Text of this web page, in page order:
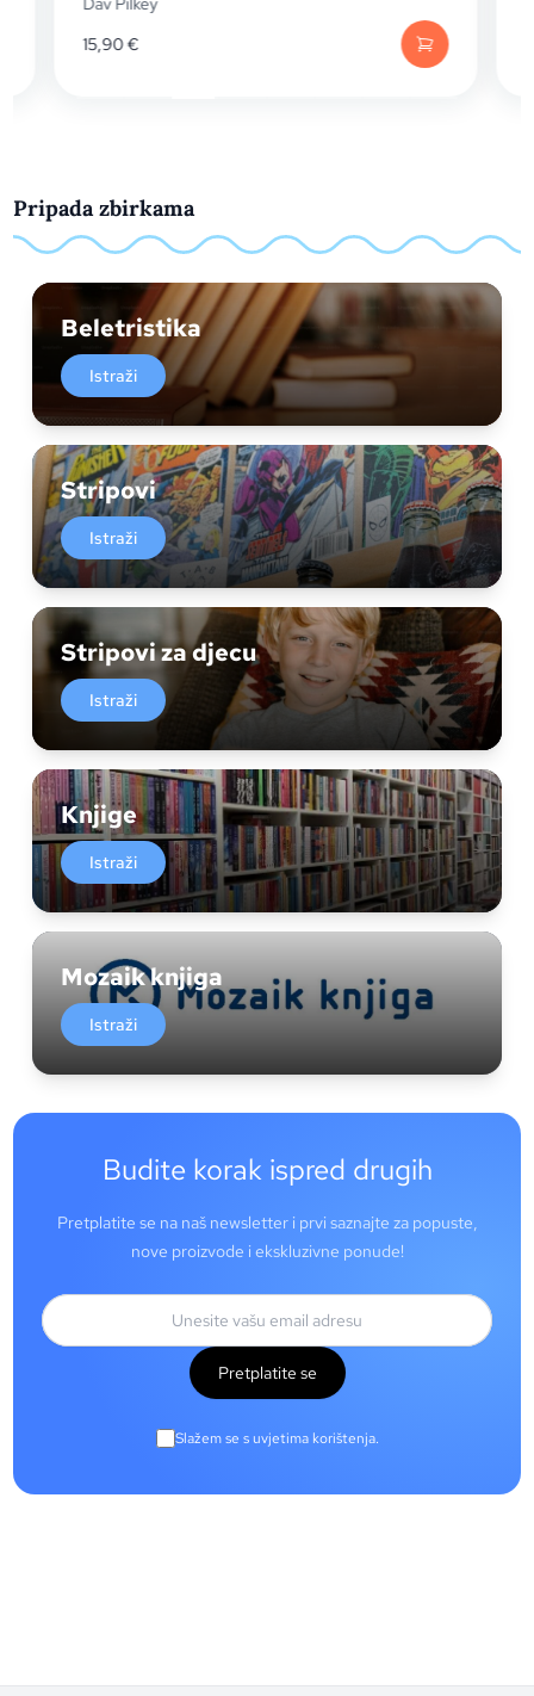
€
Pripada zbirkama
Beletristika
Istraži
Stripovi
Istraži
Stripovi za djecu
Istraži
Knjige
Istraži
Mozaik knjiga
Istraži
Budite korak ispred drugih
Pretplatite se na naš newsletter i prvi saznajte za popuste,
nove proizvode i ekskluzivne ponude!
Pretplatite se
Slažem se s uvjetima korištenja.